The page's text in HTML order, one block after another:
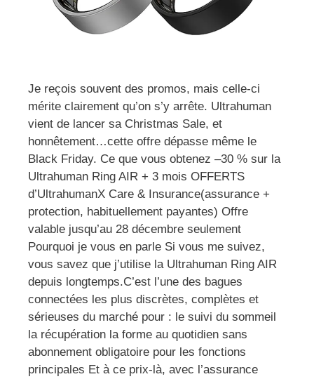
Je reçois souvent des promos, mais celle-ci
mérite clairement qu’on s’y arrête. Ultrahuman
vient de lancer sa Christmas Sale, et
honnêtement…cette offre dépasse même le
Black Friday. Ce que vous obtenez –30 % sur la
Ultrahuman Ring AIR + 3 mois OFFERTS
d’UltrahumanX Care & Insurance(assurance +
protection, habituellement payantes) Offre
valable jusqu’au 28 décembre seulement
Pourquoi je vous en parle Si vous me suivez,
vous savez que j’utilise la Ultrahuman Ring AIR
depuis longtemps.C’est l’une des bagues
connectées les plus discrètes, complètes et
sérieuses du marché pour : le suivi du sommeil
la récupération la forme au quotidien sans
abonnement obligatoire pour les fonctions
principales Et à ce prix-là, avec l’assurance